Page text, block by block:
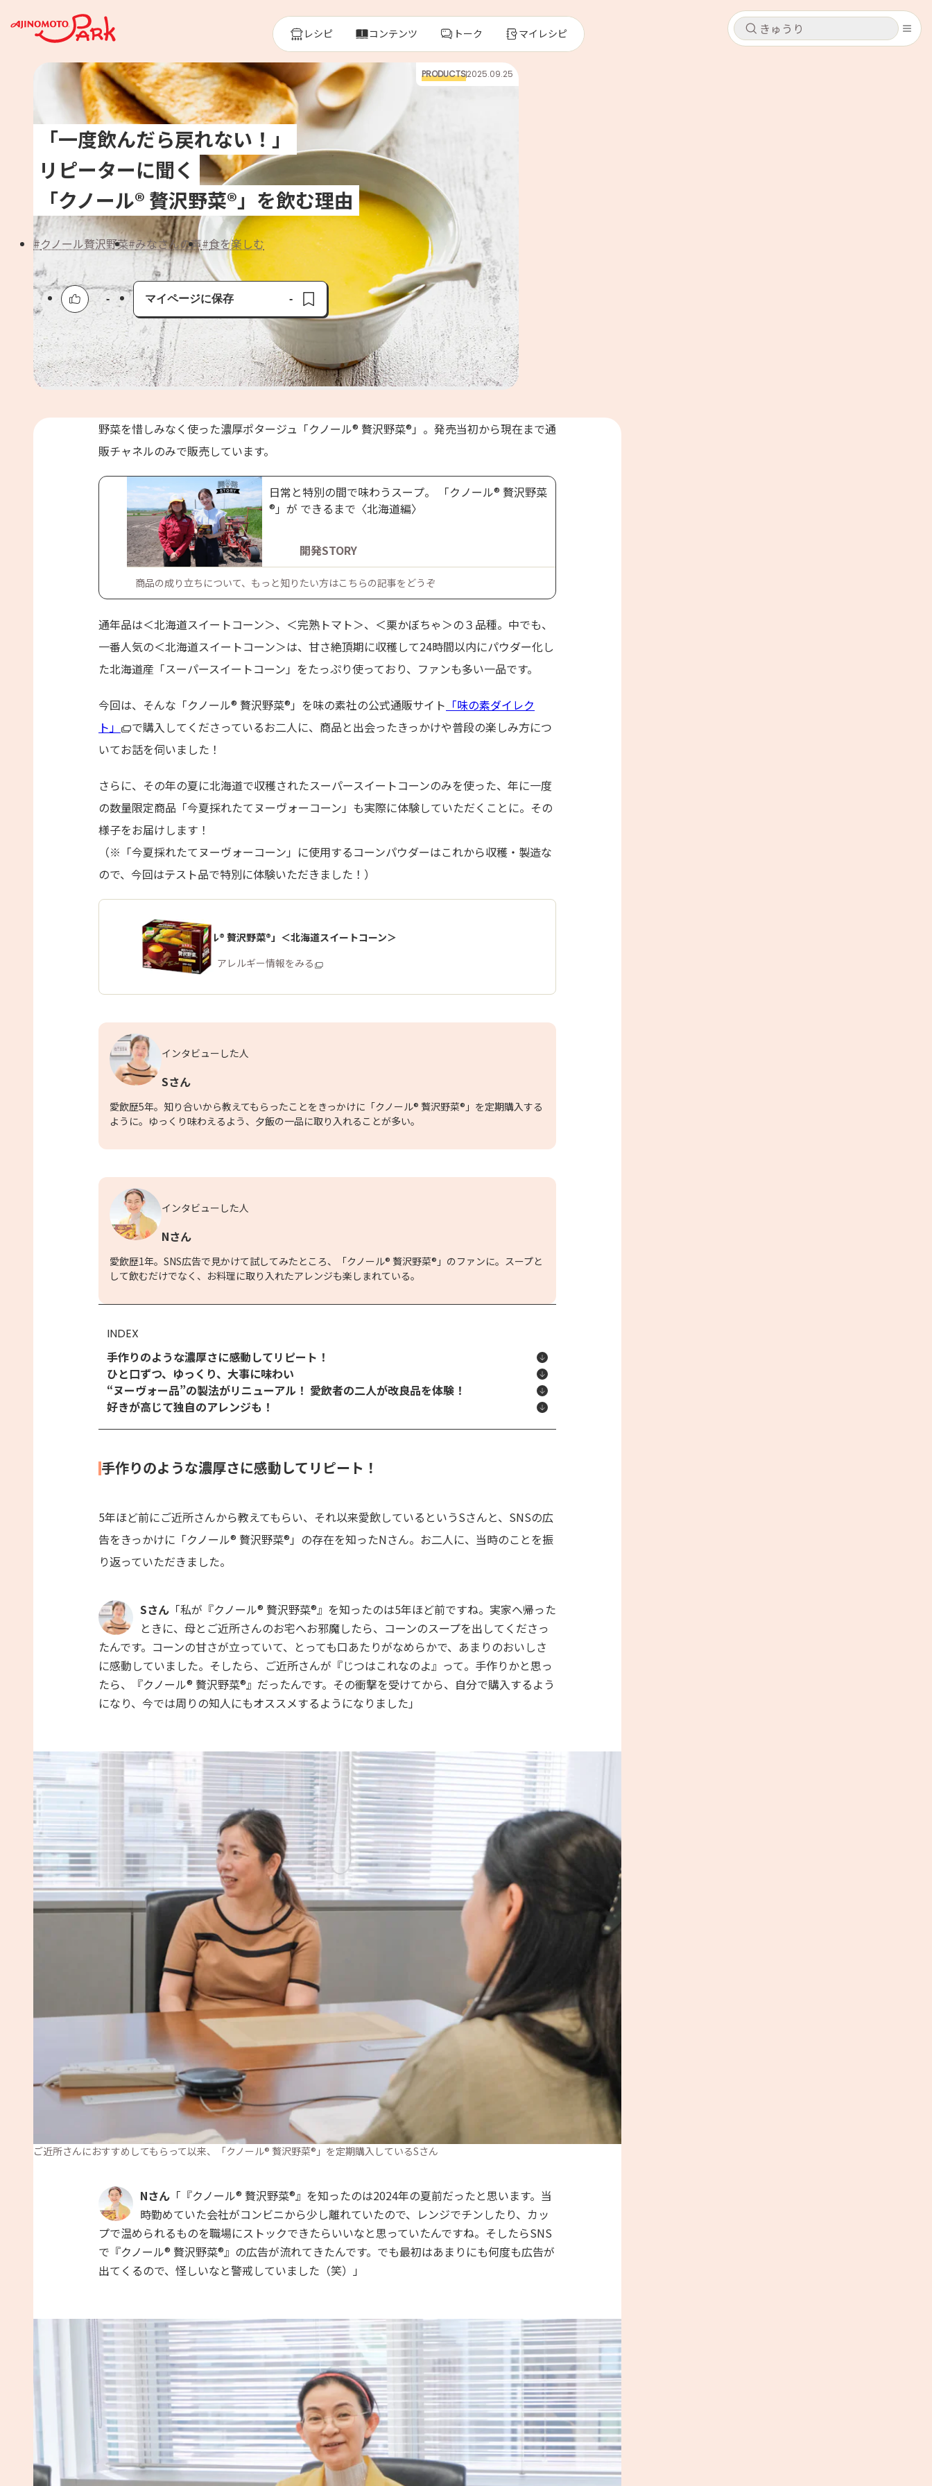
キャンセル
キャンセル
レシピ コンテンツ トーク マイレシピ
「一度飲んだら戻れない！」
リピーターに聞く
「クノール® 贅沢野菜®」を飲む理由
クノール贅沢野菜 みなさんの声 食を楽しむ
-
マイページに保存
保存済み
-
PRODUCTS2025.09.25
野菜を惜しみなく使った濃厚ポタージュ「クノール® 贅沢野菜®」。発売当初から現在まで通
販チャネルのみで販売しています。
日常と特別の間で味わうスープ。 「クノール® 贅沢野菜
®」が できるまで〈北海道編〉
開発STORY
商品の成り立ちについて、もっと知りたい方はこちらの記事をどうぞ
通年品は＜北海道スイートコーン＞、＜完熟トマト＞、＜栗かぼちゃ＞の３品種。中でも、
一番人気の＜北海道スイートコーン＞は、甘さ絶頂期に収穫して24時間以内にパウダー化し
た北海道産「スーパースイートコーン」をたっぷり使っており、ファンも多い一品です。
今回は、そんな「クノール® 贅沢野菜®」を味の素社の公式通販サイト 「味の素ダイレク
ト」
で購入してくださっているお二人に、商品と出会ったきっかけや普段の楽しみ方につ
いてお話を伺いました！
さらに、その年の夏に北海道で収穫されたスーパースイートコーンのみを使った、年に一度
の数量限定商品「今夏採れたてヌーヴォーコーン」も実際に体験していただくことに。その
様子をお届けします！
（※「今夏採れたてヌーヴォーコーン」に使用するコーンパウダーはこれから収穫・製造な
ので、今回はテスト品で特別に体験いただきました！）
「クノール® 贅沢野菜®」＜北海道スイートコーン＞
商品・アレルギー情報をみる
インタビューした人
Sさん
愛飲歴5年。知り合いから教えてもらったことをきっかけに「クノール® 贅沢野菜®」を定期購入する
ように。ゆっくり味わえるよう、夕飯の一品に取り入れることが多い。
インタビューした人
Nさん
愛飲歴1年。SNS広告で見かけて試してみたところ、「クノール® 贅沢野菜®」のファンに。スープと
して飲むだけでなく、お料理に取り入れたアレンジも楽しまれている。
INDEX
手作りのような濃厚さに感動してリピート！
ひと口ずつ、ゆっくり、大事に味わい
“ヌーヴォー品”の製法がリニューアル！ 愛飲者の二人が改良品を体験！
好きが高じて独自のアレンジも！
手作りのような濃厚さに感動してリピート！
5年ほど前にご近所さんから教えてもらい、それ以来愛飲しているというSさんと、SNSの広
告をきっかけに「クノール® 贅沢野菜®」の存在を知ったNさん。お二人に、当時のことを振
り返っていただきました。
Sさん 「私が『クノール® 贅沢野菜®』を知ったのは5年ほど前ですね。実家へ帰った
ときに、母とご近所さんのお宅へお邪魔したら、コーンのスープを出してくださっ
たんです。コーンの甘さが立っていて、とっても口あたりがなめらかで、あまりのおいしさ
に感動していました。そしたら、ご近所さんが『じつはこれなのよ』って。手作りかと思っ
たら、『クノール® 贅沢野菜®』だったんです。その衝撃を受けてから、自分で購入するよう
になり、今では周りの知人にもオススメするようになりました」
ご近所さんにおすすめしてもらって以来、「クノール® 贅沢野菜®」を定期購入しているSさん
Nさん 「『クノール® 贅沢野菜®』を知ったのは2024年の夏前だったと思います。当
時勤めていた会社がコンビニから少し離れていたので、レンジでチンしたり、カッ
プで温められるものを職場にストックできたらいいなと思っていたんですね。そしたらSNS
で『クノール® 贅沢野菜®』の広告が流れてきたんです。でも最初はあまりにも何度も広告が
出てくるので、怪しいなと警戒していました（笑）」